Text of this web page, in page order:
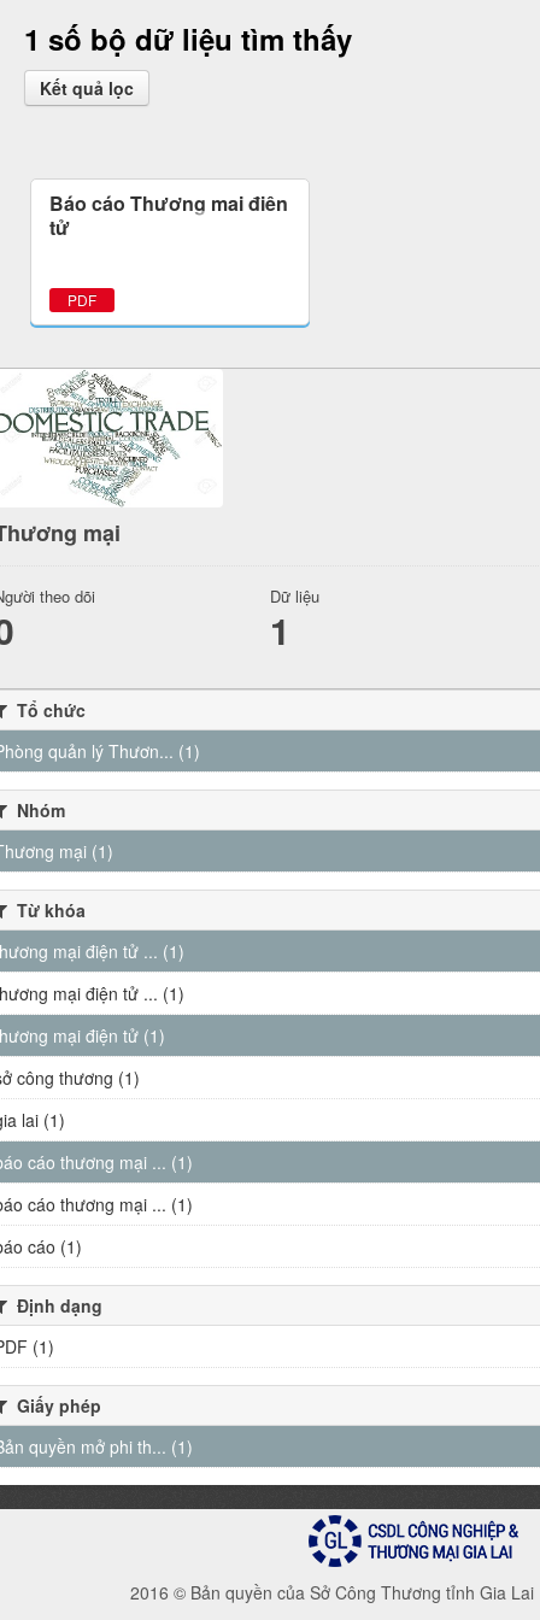
1 số bộ dữ liệu tìm thấy
Kết quả lọc
Báo cáo Thương mại điện
tử
PDF
mại
theo dõi Dữ liệu
1
Tổ chức
quản lý Thươn... (1)
Nhóm
mại (1)
Từ khóa
mại điện tử ... (1)
mại điện tử ... (1)
mại điện tử (1)
công thương (1)
lai (1)
cáo thương mại ... (1)
cáo thương mại ... (1)
cáo (1)
Định dạng
(1)
Giấy phép
quyền mở phi th... (1)
2016 © Bản quyền của Sở Công Thương tỉnh Gia Lai